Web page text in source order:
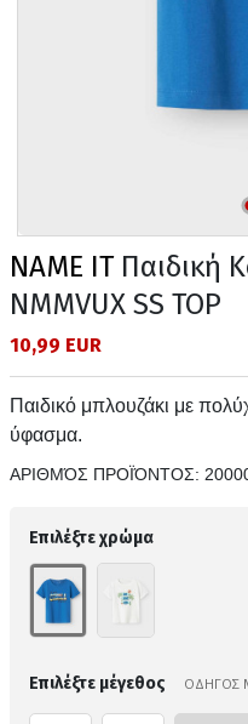
NAME ITΠαιδική
NMMVUX SS TOP
10,99 EUR
Παιδικό μπλουζάκι με
ύφασμα.
ΑΡΙΘΜΌΣ ΠΡΟΪΌΝΤΟΣ:
Επιλέξτε χρώμα
Επιλέξτε μέγεθος ΟΔΗΓΟΣ